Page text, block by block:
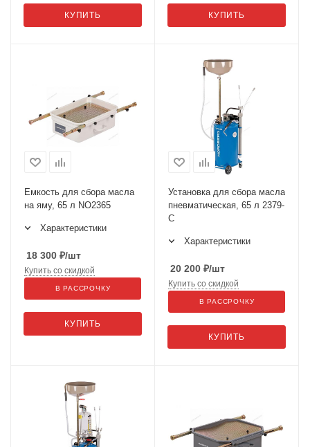
КУПИТЬ КУПИТЬ
Емкость для сбора масла
на яму, 65 л NO2365
Характеристики
18 300 ₽/шт
КУПИТЬ
Купить со скидкой
В РАССРОЧКУ
Установка для сбора масла
пневматическая, 65 л 2379-
C
Характеристики
20 200 ₽/шт
КУПИТЬ
Купить со скидкой
В РАССРОЧКУ